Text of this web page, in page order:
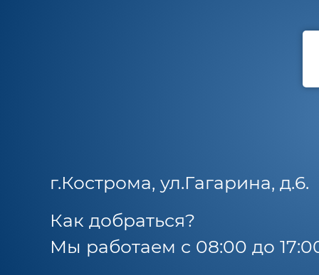
г.Кострома, ул.Гагарина, д.6.
Как добраться?
Мы работаем с 08:00 до